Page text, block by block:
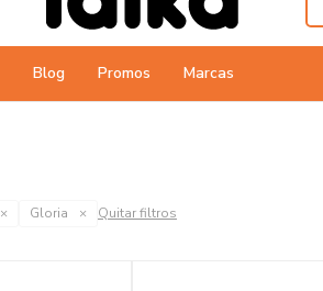
Blog Promos Marcas
Gloria Quitar filtros